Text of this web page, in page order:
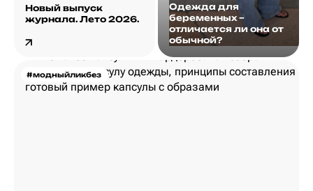
Новый выпуск
журнала. Лето 2026.
Одежда для
беременных –
отличается ли она от
обычной?
#модныйликбез